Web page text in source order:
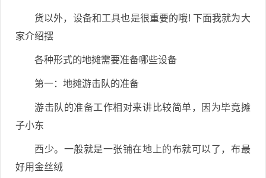
货以外，设备和工具也是很重要的哦! 下面我就为大
家介绍摆
各种形式的地摊需要准备哪些设备
第一：地摊游击队的准备
游击队的准备工作相对来讲比较简单，因为毕竟摊
子小东
西少。一般就是一张铺在地上的布就可以了，布最
好用金丝绒